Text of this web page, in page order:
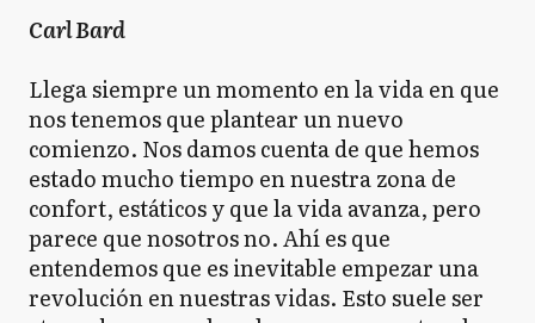
Carl Bard
Llega siempre un momento en la vida en que
nos tenemos que plantear un nuevo
comienzo. Nos damos cuenta de que hemos
estado mucho tiempo en nuestra zona de
confort, estáticos y que la vida avanza, pero
parece que nosotros no. Ahí es que
entendemos que es inevitable empezar una
revolución en nuestras vidas. Esto suele ser